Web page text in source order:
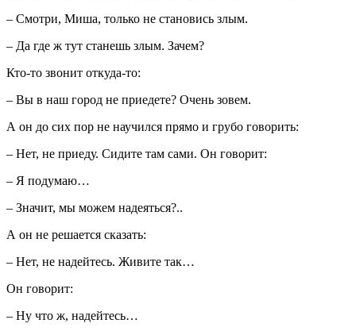
– Смотри, Миша, только не становись злым.
– Да где ж тут станешь злым. Зачем?
Кто-то звонит откуда-то:
– Вы в наш город не приедете? Очень зовем.
А он до сих пор не научился прямо и грубо говорить:
– Нет, не приеду. Сидите там сами. Он говорит:
– Я подумаю…
– Значит, мы можем надеяться?..
А он не решается сказать:
– Нет, не надейтесь. Живите так…
Он говорит:
– Ну что ж, надейтесь…